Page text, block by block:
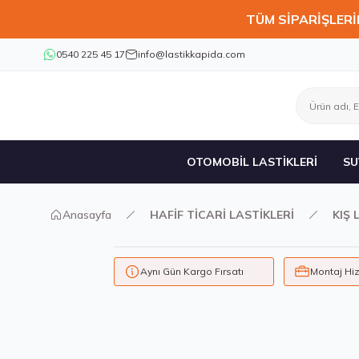
TÜM
0540 225 45 17 info@lastikkapida.com
OTOMOBİL LASTİKLERİ
Anasayfa HAFİF TİCARİ LASTİKLERİ KIŞ
Aynı Gün Kargo Fırsatı Montaj